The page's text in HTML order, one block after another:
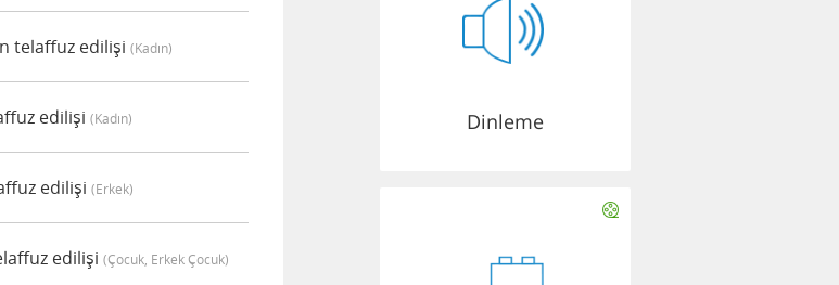
telaffuz edilişi (kadın)
edilişi (kadın)
edilişi (erkek)
edilişi (çocuk, Erkek Çocuk)
Dinleme